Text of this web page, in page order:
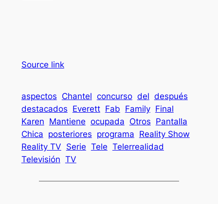
Source link
aspectos Chantel concurso del después
destacados Everett Fab Family Final
Karen Mantiene ocupada Otros Pantalla
Chica posteriores programa Reality Show
Reality TV Serie Tele Telerrealidad
Televisión TV